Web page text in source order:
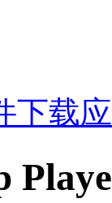
下载